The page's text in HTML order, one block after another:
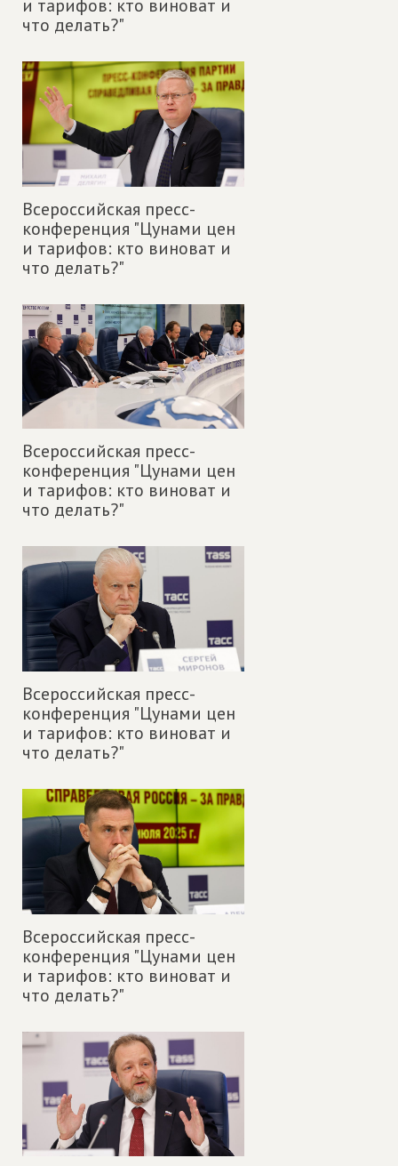
и тарифов: кто виноват и
что делать?"
Всероссийская пресс-
конференция "Цунами цен
и тарифов: кто виноват и
что делать?"
Всероссийская пресс-
конференция "Цунами цен
и тарифов: кто виноват и
что делать?"
Всероссийская пресс-
конференция "Цунами цен
и тарифов: кто виноват и
что делать?"
Всероссийская пресс-
конференция "Цунами цен
и тарифов: кто виноват и
что делать?"